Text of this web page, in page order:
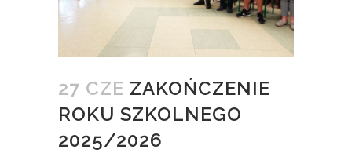
27 CZE ZAKOŃCZENIE
ROKU SZKOLNEGO
2025/2026